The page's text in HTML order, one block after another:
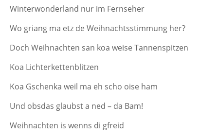
Winterwonderland nur im Fernseher
Wo griang ma etz de Weihnachtsstimmung her?
Doch Weihnachten san koa weise Tannenspitzen
Koa Lichterkettenblitzen
Koa Gschenka weil ma eh scho oise ham
Und obsdas glaubst a ned – da Bam!
Weihnachten is wenns di gfreid